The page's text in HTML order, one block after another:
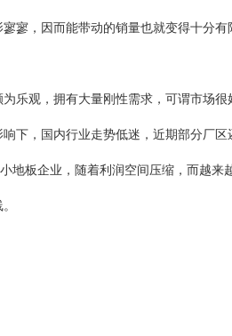
寥，因而能带动的销量也就变得十分有
观，拥有大量刚性需求，可谓市场很
下，国内行业走势低迷，近期部分厂区
地板企业，随着利润空间压缩，而越来